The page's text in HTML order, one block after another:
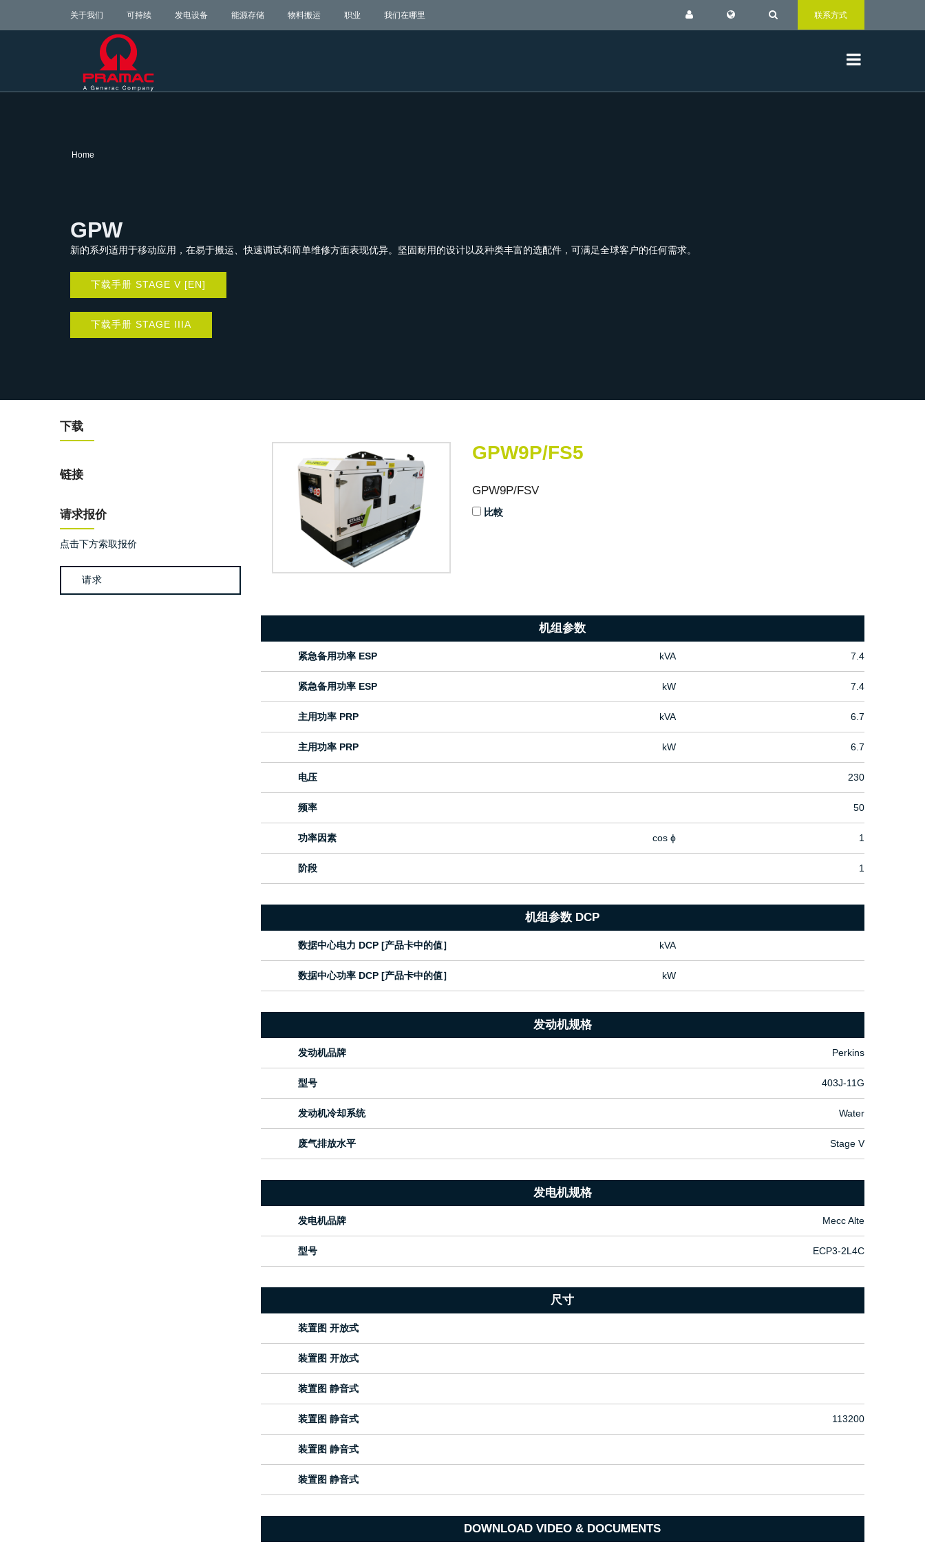
关于我们 可持续 发电设备 能源存储 物料搬运 职业 我们在哪里 联系方式
Home
GPW
新的系列适用于移动应用，在易于搬运、快速调试和简单维修方面表现优异。坚固耐用的设计以及种类丰富的选配件，可满足全球客户的任何需求。
下载手册 STAGE V [EN]
下载手册 STAGE IIIA
下载
链接
请求报价
点击下方索取报价
请求
GPW9P/FS5
GPW9P/FSV
比較
机组参数
紧急备用功率 ESP kVA 7.4
紧急备用功率 ESP kW 7.4
主用功率 PRP kVA 6.7
主用功率 PRP kW 6.7
电压 230
频率 50
功率因素 cos ϕ 1
阶段 1
机组参数 DCP
数据中心电力 DCP [产品卡中的值］ kVA
数据中心功率 DCP [产品卡中的值］ kW
发动机规格
发动机品牌 Perkins
型号 403J-11G
发动机冷却系统 Water
废气排放水平 Stage V
发电机规格
发电机品牌 Mecc Alte
型号 ECP3-2L4C
尺寸
装置图 开放式
装置图 开放式
装置图 静音式
装置图 静音式 113200
装置图 静音式
装置图 静音式
DOWNLOAD VIDEO & DOCUMENTS